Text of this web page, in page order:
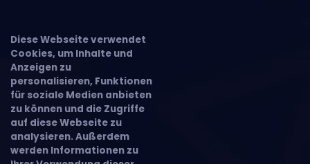
Diese Webseite verwendet
Cookies, um Inhalte und
Anzeigen zu
personalisieren, Funktionen
für soziale Medien anbieten
zu können und die Zugriffe
auf diese Webseite zu
analysieren. Außerdem
werden Informationen zu